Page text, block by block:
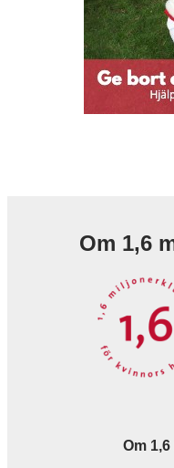
Om 1,6
Om